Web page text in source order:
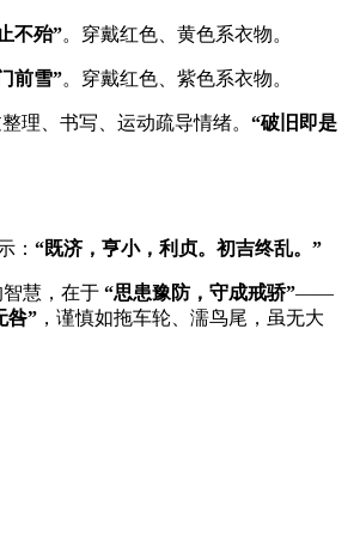
不殆”。穿戴红色、黄色系衣物。
前雪”。穿戴红色、紫色系衣物。
理、书写、运动疏导情绪。 “破旧即是
： “既济，亨小，利贞。初吉终乱。”
慧，在于 “思患豫防，守成戒骄”——
咎” ，谨慎如拖车轮、濡鸟尾，虽无大